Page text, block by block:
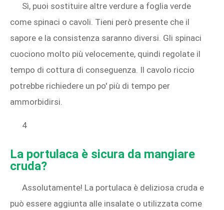
Sì, puoi sostituire altre verdure a foglia verde
come spinaci o cavoli. Tieni però presente che il
sapore e la consistenza saranno diversi. Gli spinaci
cuociono molto più velocemente, quindi regolate il
tempo di cottura di conseguenza. Il cavolo riccio
potrebbe richiedere un po' più di tempo per
ammorbidirsi.
4
La portulaca è sicura da mangiare
cruda?
Assolutamente! La portulaca è deliziosa cruda e
può essere aggiunta alle insalate o utilizzata come